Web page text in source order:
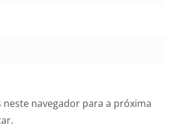
neste navegador para a próxima